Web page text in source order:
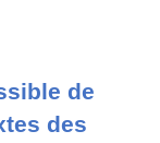
de
des